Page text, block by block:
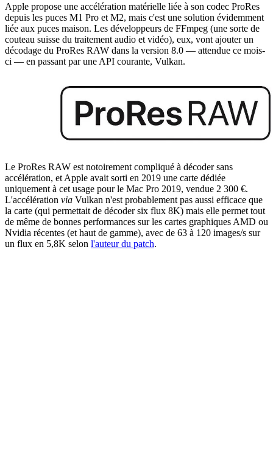
Apple propose une accélération matérielle liée à son codec ProRes
depuis les puces M1 Pro et M2, mais c'est une solution évidemment
liée aux puces maison. Les développeurs de FFmpeg (une sorte de
couteau suisse du traitement audio et vidéo), eux, vont ajouter un
décodage du ProRes RAW dans la version 8.0 — attendue ce mois-
ci — en passant par une API courante, Vulkan.
Le ProRes RAW est notoirement compliqué à décoder sans
accélération, et Apple avait sorti en 2019 une carte dédiée
uniquement à cet usage pour le Mac Pro 2019, vendue 2 300 €.
L'accélération via Vulkan n'est probablement pas aussi efficace que
la carte (qui permettait de décoder six flux 8K) mais elle permet tout
de même de bonnes performances sur les cartes graphiques AMD ou
Nvidia récentes (et haut de gamme), avec de 63 à 120 images/s sur
un flux en 5,8K selon l'auteur du patch.